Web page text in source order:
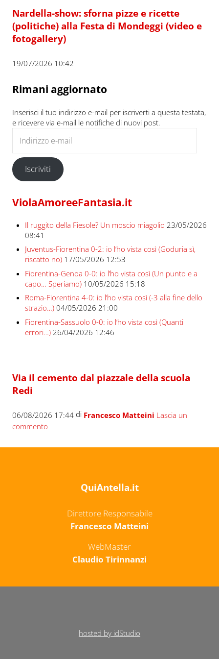
Nardella-show: sforna pizze e ricette
(politiche) alla Festa di Mondeggi (video e
fotogallery)
19/07/2026 10:42
Rimani aggiornato
Inserisci il tuo indirizzo e-mail per iscriverti a questa testata,
e ricevere via e-mail le notifiche di nuovi post.
Iscriviti
ViolaAmoreeFantasia.it
Il ruggito della Fiesole? Un moscio miagolio 23/05/2026
08:41
Juventus-Fiorentina 0-2: io l’ho vista così (Goduria sì,
riscatto no) 17/05/2026 12:53
Fiorentina-Genoa 0-0: io l’ho vista così (Un punto e a
capo… Speriamo) 10/05/2026 15:18
Roma-Fiorentina 4-0: io l’ho vista così (-3 alla fine dello
strazio…) 04/05/2026 21:00
Fiorentina-Sassuolo 0-0: io l’ho vista così (Quanti
errori…) 26/04/2026 12:46
Via il cemento dal piazzale della scuola
Redi
06/08/2026 17:44di Francesco Matteini Lascia un
commento
QuiAntella.it
Direttore Responsabile
Francesco Matteini
WebMaster
Claudio Tirinnanzi
hosted by idStudio